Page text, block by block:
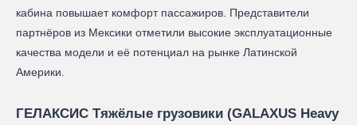
кабина повышает комфорт пассажиров. Представители
партнёров из Мексики отметили высокие эксплуатационные
качества модели и её потенциал на рынке Латинской
Америки.
ГЕЛАКСИС Тяжёлые грузовики (GALAXUS Heavy